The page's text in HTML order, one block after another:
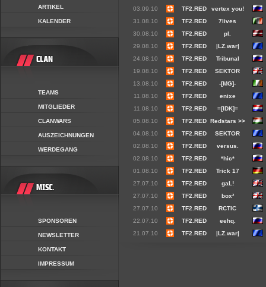
ARTIKEL
KALENDER
TEAMS
MITGLIEDER
CLANWARS
AUSZEICHNUNGEN
WERDEGANG
SPONSOREN
NEWSLETTER
KONTAKT
IMPRESSUM
03.09.10
TF2.RED
vertex you!
31.08.10
TF2.RED
7lives
30.08.10
TF2.RED
pl.
29.08.10
TF2.RED
|LZ.war|
24.08.10
TF2.RED
Tribunal
19.08.10
TF2.RED
SEKTOR
13.08.10
TF2.RED
-[MG]-
11.08.10
TF2.RED
enixe
11.08.10
TF2.RED
=[IDK]=
05.08.10
TF2.RED Redstars >>
04.08.10
TF2.RED
SEKTOR
02.08.10
TF2.RED
versus.
02.08.10
TF2.RED
*hic*
01.08.10
TF2.RED
Trick 17
27.07.10
TF2.RED
gaL!
27.07.10
TF2.RED
box²
27.07.10
TF2.RED
RCTIC
22.07.10
TF2.RED
eehq.
21.07.10
TF2.RED |LZ.war|